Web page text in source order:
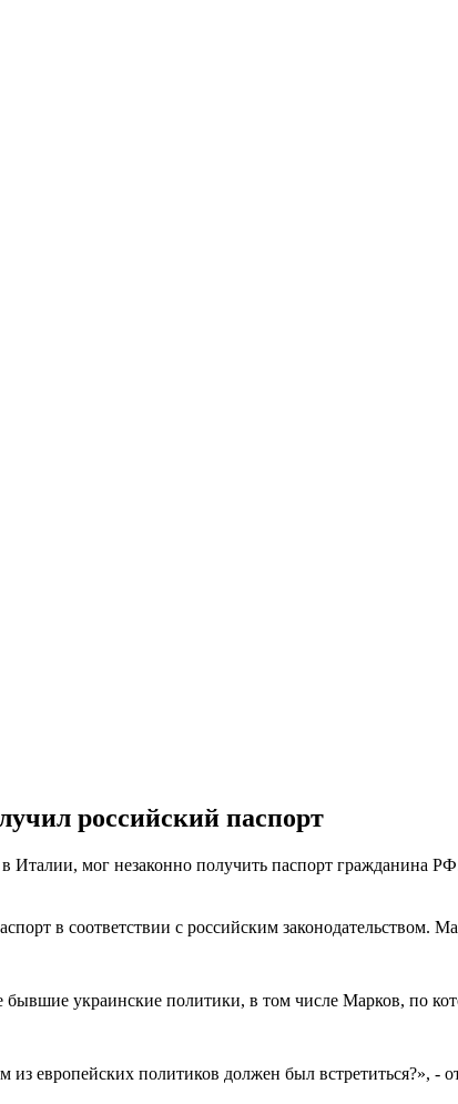
российский паспорт
Италии, мог незаконно получить паспорт
в соответствии с российским законодательством.
украинские политики, в том числе Марков, по
европейских политиков должен был встретиться?», -